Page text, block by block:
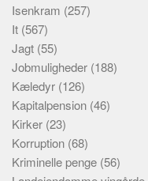
Isenkram (257)
It (567)
Jagt (55)
Jobmuligheder (188)
Kæledyr (126)
Kapitalpension (46)
Kirker (23)
Korruption (68)
Kriminelle penge (56)